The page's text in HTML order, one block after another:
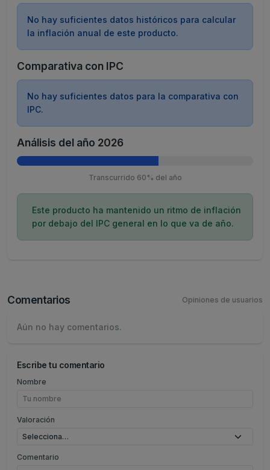
No hay suficientes datos históricos para calcular
la inflación anual de este producto.
Comparativa con IPC
No hay suficientes datos para la comparativa con
IPC.
Análisis del año 2026
Transcurrido 60% del año
Este producto ha mantenido un ritmo de inflación
por debajo del IPC general en lo que va de año.
Comentarios Opiniones de usuarios
Aún no hay comentarios.
Escribe tu comentario
Nombre
Valoración
Comentario